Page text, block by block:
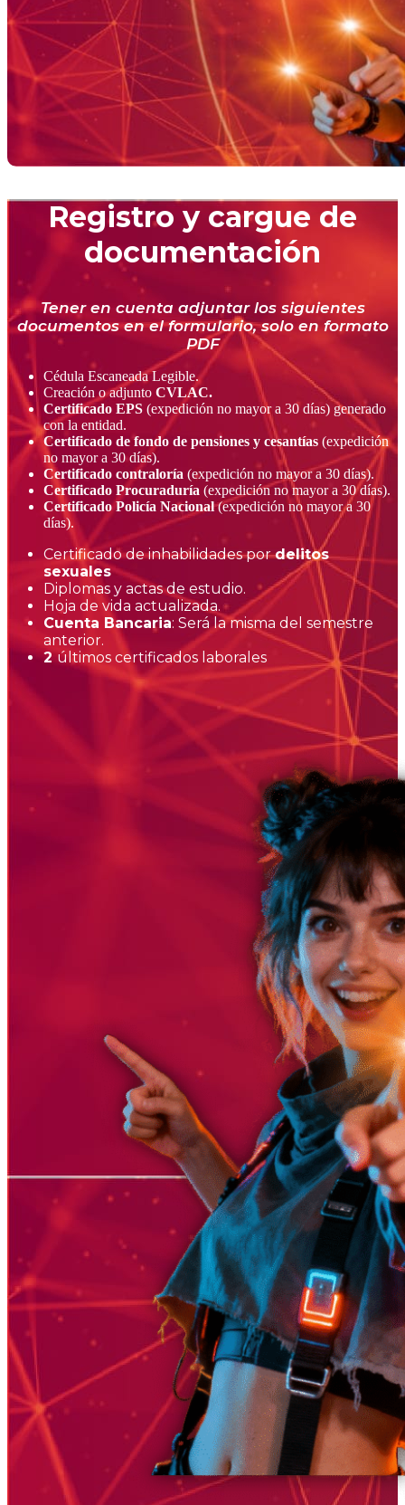
Registro y cargue de
documentación
Tener en cuenta adjuntar los siguientes
documentos en el formulario, solo en formato
PDF
Cédula Escaneada Legible.
Creación o adjunto CVLAC.
Certificado EPS (expedición no mayor a 30 días) generado
con la entidad.
Certificado de fondo de pensiones y cesantías (expedición
no mayor a 30 días).
Certificado contraloría (expedición no mayor a 30 días).
Certificado Procuraduría (expedición no mayor a 30 días).
Certificado Policía Nacional(expedición no mayor a 30
días).
Certificado de inhabilidades pordelitos
sexuales
Diplomas y actas de estudio.
Hoja de vida actualizada.
Cuenta Bancaria: Será la misma del semestre
anterior.
2últimos certificados laborales